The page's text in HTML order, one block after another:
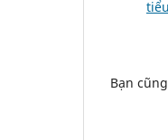
Bạn